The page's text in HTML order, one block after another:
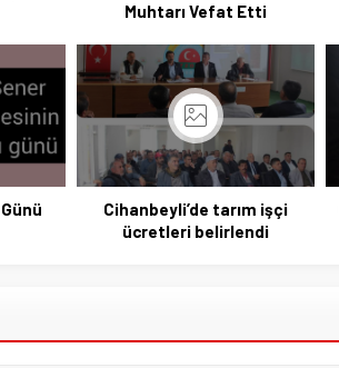
Muhtarı Vefat Etti
Cihanbeyli’de tarım işçi
ücretleri belirlendi